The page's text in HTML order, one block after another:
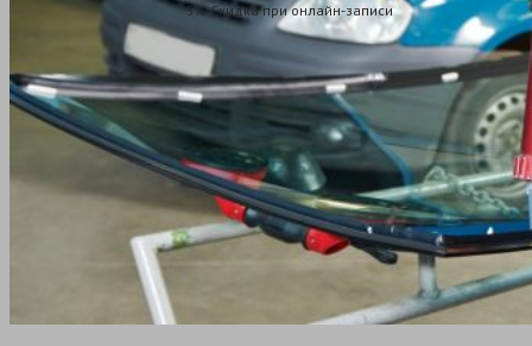
5% Скидка при онлайн-записи